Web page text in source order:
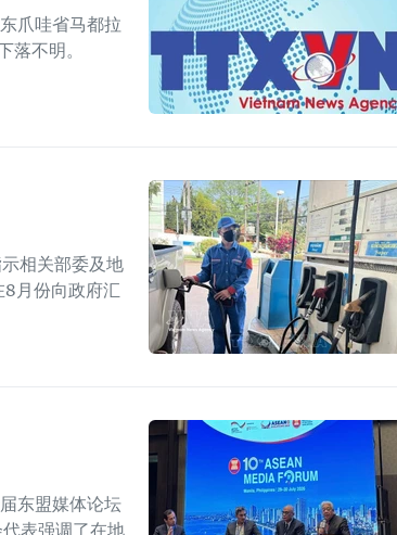
爪哇省马都拉
落不明。
相关部委及地
月份向政府汇
东盟媒体论坛
表强调了在地